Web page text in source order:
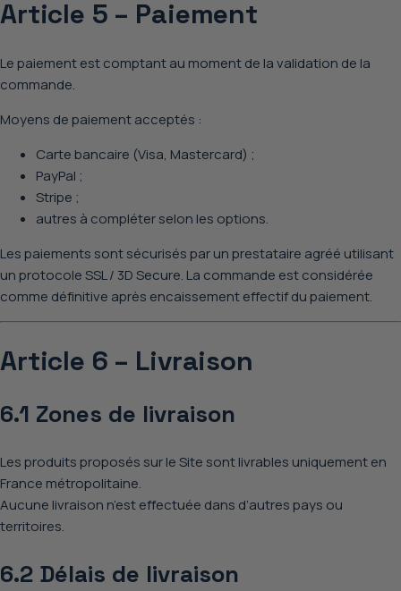
Article 5 – Paiement
Le paiement estcomptant au moment de la validation de la
commande.
Moyens de paiement acceptés :
Carte bancaire (Visa, Mastercard) ;
PayPal ;
Stripe ;
autres à compléter selon les options.
Les paiements sont sécurisés par un prestataire agréé utilisant
un protocole SSL / 3D Secure. La commande est considérée
comme définitive après encaissement effectif du paiement.
Article 6 – Livraison
6.1 Zones de livraison
Les produits proposés sur le Site sont livrables uniquement en
France métropolitaine.
Aucune livraison n’est effectuée dans d’autres pays ou
territoires.
6.2 Délais de livraison